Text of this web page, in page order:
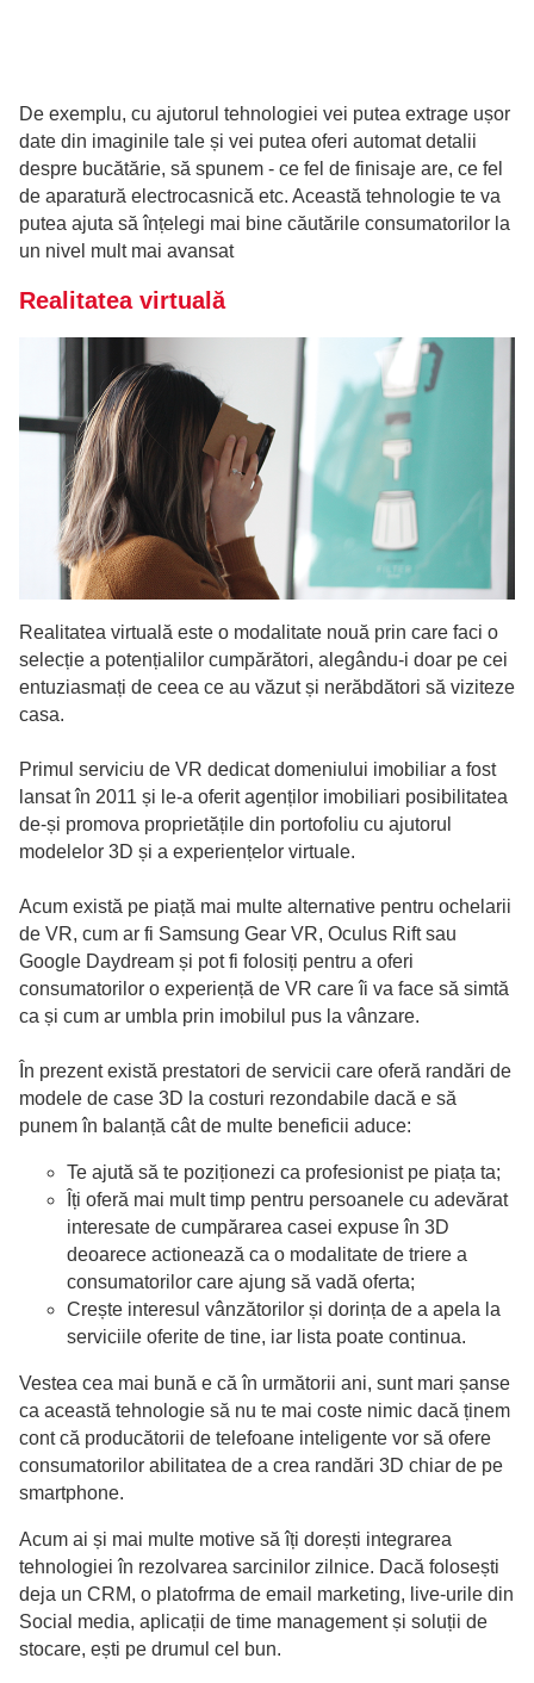
De exemplu, cu ajutorul tehnologiei vei putea extrage ușor
date din imaginile tale și vei putea oferi automat detalii
despre bucătărie, să spunem - ce fel de finisaje are, ce fel
de aparatură electrocasnică etc. Această tehnologie te va
putea ajuta să înțelegi mai bine căutările consumatorilor la
un nivel mult mai avansat
Realitatea virtuală
Realitatea virtuală este o modalitate nouă prin care faci o
selecție a potențialilor cumpărători, alegându-i doar pe cei
entuziasmați de ceea ce au văzut și nerăbdători să viziteze
casa.
Primul serviciu de VR dedicat domeniului imobiliar a fost
lansat în 2011 și le-a oferit agenților imobiliari posibilitatea
de-și promova proprietățile din portofoliu cu ajutorul
modelelor 3D și a experiențelor virtuale.
Acum există pe piață mai multe alternative pentru ochelarii
de VR, cum ar fi Samsung Gear VR, Oculus Rift sau
Google Daydream și pot fi folosiți pentru a oferi
consumatorilor o experiență de VR care îi va face să simtă
ca și cum ar umbla prin imobilul pus la vânzare.
În prezent există prestatori de servicii care oferă randări de
modele de case 3D la costuri rezondabile dacă e să
punem în balanță cât de multe beneficii aduce:
Te ajută să te poziționezi ca profesionist pe piața ta;
Îți oferă mai mult timp pentru persoanele cu adevărat
interesate de cumpărarea casei expuse în 3D
deoarece actionează ca o modalitate de triere a
consumatorilor care ajung să vadă oferta;
Crește interesul vânzătorilor și dorința de a apela la
serviciile oferite de tine, iar lista poate continua.
Vestea cea mai bună e că în următorii ani, sunt mari șanse
ca această tehnologie să nu te mai coste nimic dacă ținem
cont că producătorii de telefoane inteligente vor să ofere
consumatorilor abilitatea de a crea randări 3D chiar de pe
smartphone.
Acum ai și mai multe motive să îți dorești integrarea
tehnologiei în rezolvarea sarcinilor zilnice. Dacă folosești
deja un CRM, o platofrma de email marketing, live-urile din
Social media, aplicații de time management și soluții de
stocare, ești pe drumul cel bun.